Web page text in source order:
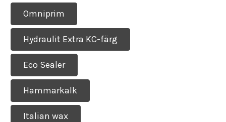
Omniprim
Hydraulit Extra KC-färg
Eco Sealer
Hammarkalk
Italian wax